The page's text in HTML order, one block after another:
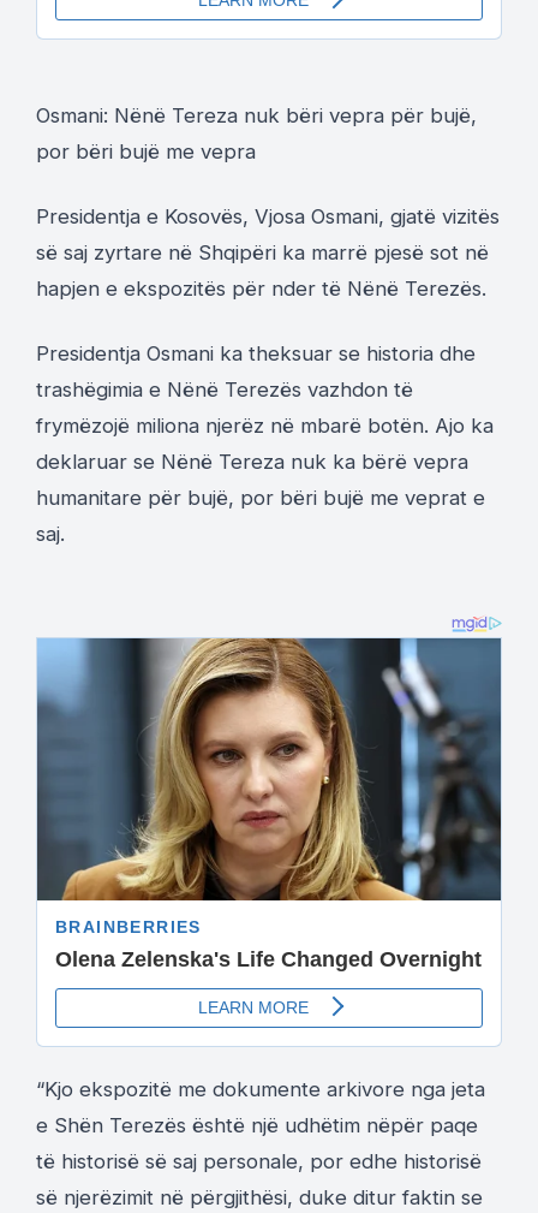
Osmani: Nënë Tereza nuk bëri vepra për bujë,
por bëri bujë me vepra
Presidentja e Kosovës, Vjosa Osmani, gjatë vizitës
së saj zyrtare në Shqipëri ka marrë pjesë sot në
hapjen e ekspozitës për nder të Nënë Terezës.
Presidentja Osmani ka theksuar se historia dhe
trashëgimia e Nënë Terezës vazhdon të
frymëzojë miliona njerëz në mbarë botën. Ajo ka
deklaruar se Nënë Tereza nuk ka bërë vepra
humanitare për bujë, por bëri bujë me veprat e
saj.
“Kjo ekspozitë me dokumente arkivore nga jeta
e Shën Terezës është një udhëtim nëpër paqe
të historisë së saj personale, por edhe historisë
së njerëzimit në përgjithësi, duke ditur faktin se